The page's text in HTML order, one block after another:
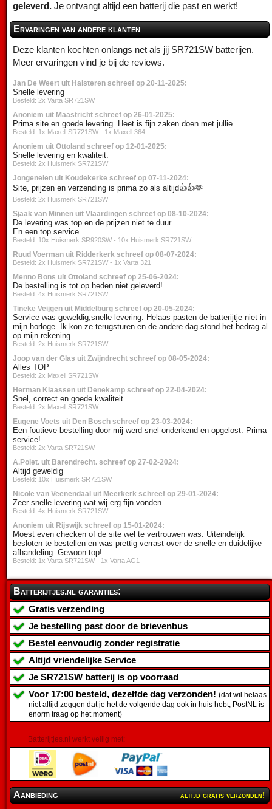
geleverd. Je ontvangt altijd een batterij die past en werkt!
Ervaringen van andere klanten
Deze klanten kochten onlangs net als jij SR721SW batterijen.
Meer ervaringen vind je bij de reviews.
Jan De Weert uit Halsteren schreef op 20-11-2025:
Snelle levering
Besteld: 2x Varta SR721SW
Anoniem uit Maastricht schreef op 26-01-2025:
Prima site en goede levering. Heet is fijn zaken doen met jullie
Besteld: 1x Maxell SR721SW - 1x Maxell 364
Anoniem uit Ottoland schreef op 12-01-2025:
Snelle levering en kwaliteit.
Besteld: 2x Huismerk SR721SW
Jongenelen uit Koudekerke schreef op 07-11-2024:
Site, prijzen en verzending is prima zo als altijd👍👍🫶
Besteld: 2x Huismerk SR721SW
Sjaak van Minnen uit Vlaardingen schreef op 08-10-2024:
De levering was top en de prijzen niet te duur
En een top service.
Besteld: 10x Huismerk SR920SW - 10x Huismerk SR721SW
Ruud Voerman uit Ridderkerk schreef op 08-07-2024:
Besteld: 2x Huismerk SR721SW - 1x Varta 321
Menno Bons uit Ottoland schreef op 25-06-2024:
De bestelling is tot op heden niet geleverd!
Besteld: 4x Huismerk SR721SW
Tineke Veijgen uit Middelburg schreef op 20-05-2024:
Service was geweldig,snelle levering. Helaas pasten de batterijtje niet in
mijn horloge. Ik kon ze terugsturen en de andere dag stond het bedrag al
op mijn rekening
Besteld: 2x Huismerk SR721SW
Joop van der Glas uit Zwijndrecht schreef op 08-05-2024:
Alles TOP
Besteld: 2x Maxell SR721SW
Herman Klaassen uit Denekamp schreef op 22-04-2024:
Snel, correct en goede kwaliteit
Besteld: 2x Maxell SR721SW
Eugene Voets uit Den Bosch schreef op 23-03-2024:
Een foutieve bestelling door mij werd snel onderkend en opgelost. Prima
service!
Besteld: 2x Varta SR721SW
A.Polet. uit Barendrecht. schreef op 27-02-2024:
Altijd geweldig
Besteld: 10x Huismerk SR721SW
Nicole van Veenendaal uit Meerkerk schreef op 29-01-2024:
Zeer snelle levering wat wij erg fijn vonden
Besteld: 4x Huismerk SR721SW
Anoniem uit Rijswijk schreef op 15-01-2024:
Moest even checken of de site wel te vertrouwen was. Uiteindelijk
besloten te bestellen en was prettig verrast over de snelle en duidelijke
afhandeling. Gewoon top!
Besteld: 1x Varta SR721SW - 1x Varta AG1
Batterijtjes.nl garanties:
Gratis verzending
Je bestelling past door de brievenbus
Bestel eenvoudig zonder registratie
Altijd vriendelijke Service
Je SR721SW batterij is op voorraad
Voor 17:00 besteld, dezelfde dag verzonden! (dat wil helaas
niet altijd zeggen dat je het de volgende dag ook in huis hebt; PostNL is
enorm traag op het moment)
Batterijtjes.nl werkt veilig met:
Aanbieding altijd gratis verzonden!